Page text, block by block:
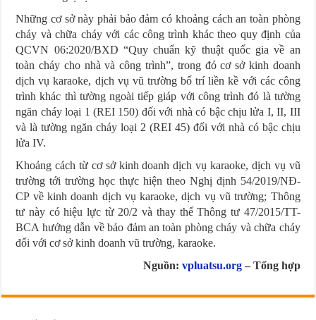
Những cơ sở này phải bảo đảm có khoảng cách an toàn phòng
cháy và chữa cháy với các công trình khác theo quy định của
QCVN 06:2020/BXD “Quy chuẩn kỹ thuật quốc gia về an
toàn cháy cho nhà và công trình”, trong đó cơ sở kinh doanh
dịch vụ karaoke, dịch vụ vũ trường bố trí liền kề với các công
trình khác thì tường ngoài tiếp giáp với công trình đó là tường
ngăn cháy loại 1 (REI 150) đối với nhà có bậc chịu lửa I, II, III
và là tường ngăn cháy loại 2 (REI 45) đối với nhà có bậc chịu
lửa IV.
Khoảng cách từ cơ sở kinh doanh dịch vụ karaoke, dịch vụ vũ
trường tới trường học thực hiện theo Nghị định 54/2019/NĐ-
CP về kinh doanh dịch vụ karaoke, dịch vụ vũ trường; Thông
tư này có hiệu lực từ 20/2 và thay thế Thông tư 47/2015/TT-
BCA hướng dẫn về bảo đảm an toàn phòng cháy và chữa cháy
đối với cơ sở kinh doanh vũ trường, karaoke.
Nguồn: vpluatsu.org– Tổng hợp